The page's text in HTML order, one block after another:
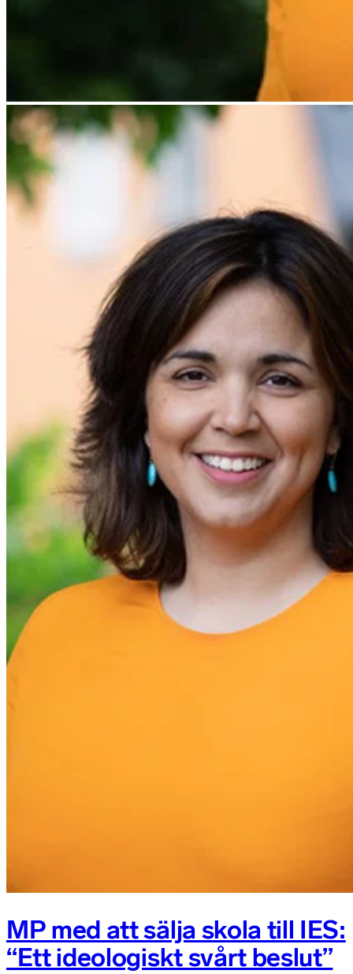
MP med att sälja skola till IES:
“Ett ideologiskt svårt beslut”